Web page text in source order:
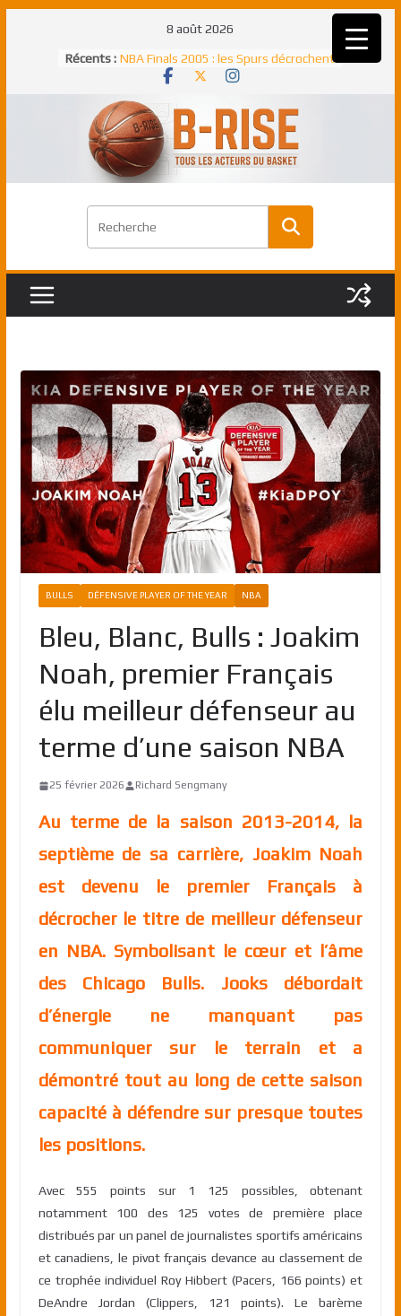
8 août 2026
Récents : NBA Finals 2005 : les Spurs décrochent
un troisième titre NBA, la rude bataille
NBA Finals 2021 : les Bucks et Giannis
Antetokounmpo triomphent, le Greek
Freek élu MVP
Shai Gilgeous-Alexander : son premier
match à plus de 40 points en NBA, le
Pau Gasol dans l’histoire en 2002 :
premier européen sacré Rookie de
Rudy Gobert, deuxième Français élu
BULLS DÉFENSIVE PLAYER OF THE YEAR NBA
Bleu, Blanc, Bulls : Joakim
Noah, premier Français
élu meilleur défenseur au
terme d’une saison NBA
25 février 2026 Richard Sengmany
Au terme de la saison 2013-2014, la
septième de sa carrière, Joakim Noah
est devenu le premier Français à
décrocher le titre de meilleur défenseur
en NBA. Symbolisant le cœur et l’âme
des Chicago Bulls. Jooks débordait
d’énergie ne manquant pas
communiquer sur le terrain et a
démontré tout au long de cette saison
capacité à défendre sur presque toutes
les positions.
Avec 555 points sur 1 125 possibles, obtenant
notamment 100 des 125 votes de première place
distribués par un panel de journalistes sportifs américains
et canadiens, le pivot français devance au classement de
ce trophée individuel Roy Hibbert (Pacers, 166 points) et
DeAndre Jordan (Clippers, 121 points). Le barème